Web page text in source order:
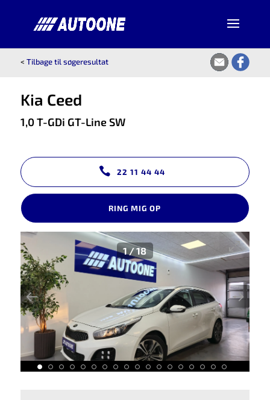
< Tilbage til søgeresultat
Kia Ceed
1,0 T-GDi GT-Line SW
22 11 44 44
RING MIG OP
1/18